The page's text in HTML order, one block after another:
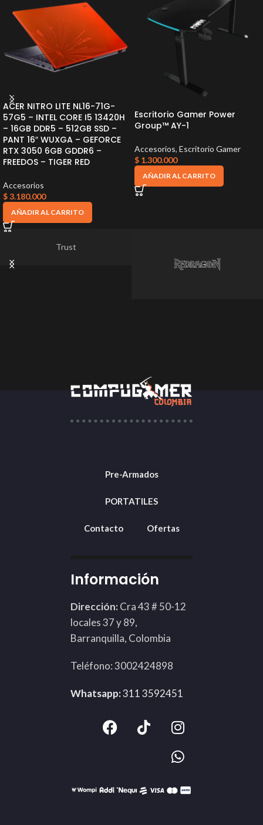
ACER NITRO LITE NL16-71G-
57G5 – INTEL CORE I5 13420H
– 16GB DDR5 – 512GB SSD –
PANT 16″ WUXGA – GEFORCE
RTX 3050 6GB GDDR6 –
FREEDOS – TIGER RED
Accesorios
$3.180.000
AÑADIR AL CARRITO
Escritorio Gamer Power
Group™ AY-1
Accesorios, Escritorio Gamer
$ 1.300.000
AÑADIR AL CARRITO
Trust
Pre-Armados
PORTATILES
Contacto Ofertas
Información
Dirección: Cra 43 # 50-12
locales 37 y 89,
Barranquilla, Colombia
Teléfono: 3002424898
Whatsapp:311 3592451